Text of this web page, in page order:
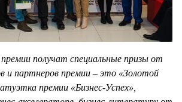
получат специальные призы от
и партнеров премии – это «Золотой
премии «Бизнес-Успех»,